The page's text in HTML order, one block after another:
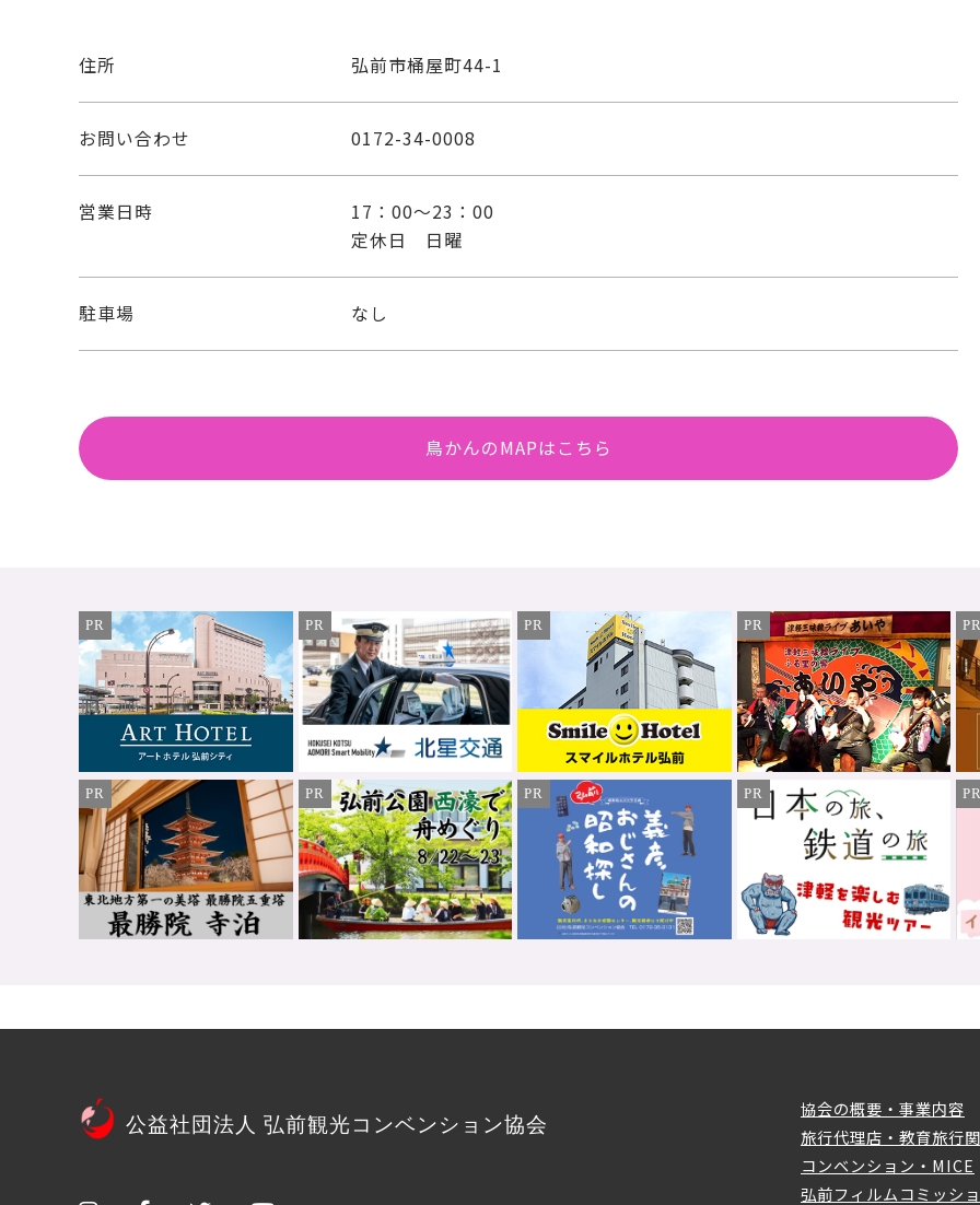
住所 弘前市桶屋町44-1
お問い合わせ 0172-34-0008
営業日時
17：00～23：00
定休日 日曜
駐車場 なし
鳥かんのMAPはこちら
PR PR PR PR
PR PR PR PR
公益社団法人 弘前観光コンベンション協会
協会の概要・事業内容
旅行代理店・教育旅行
コンベンション・MICE
弘前フィルムコミッシ